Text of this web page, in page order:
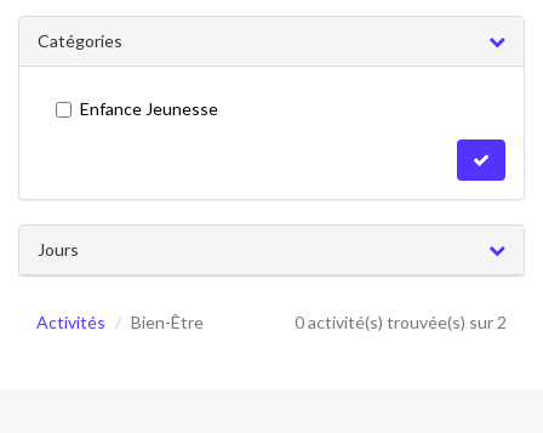
Catégories
Enfance Jeunesse
Jours
Activités Bien-Être 0 activité(s) trouvée(s) sur 2